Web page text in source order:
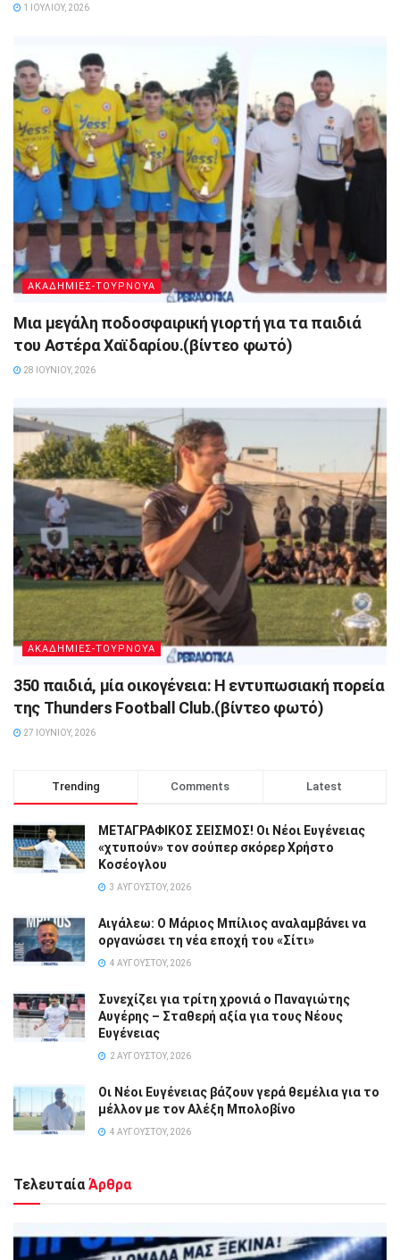
1 ΙΟΥΛΊΟΥ, 2026
ΑΚΑΔΗΜΙΕΣ-ΤΟΥΡΝΟΥΑ
Μια μεγάλη ποδοσφαιρική γιορτή για τα παιδιά
του Αστέρα Χαϊδαρίου.(βίντεο φωτό)
28 ΙΟΥΝΊΟΥ, 2026
ΑΚΑΔΗΜΙΕΣ-ΤΟΥΡΝΟΥΑ
350 παιδιά, μία οικογένεια: Η εντυπωσιακή πορεία
της Thunders Football Club.(βίντεο φωτό)
27 ΙΟΥΝΊΟΥ, 2026
Trending Comments Latest
ΜΕΤΑΓΡΑΦΙΚΟΣ ΣΕΙΣΜΟΣ! Οι Νέοι Ευγένειας
«χτυπούν» τον σούπερ σκόρερ Χρήστο
Κοσέογλου
3 ΑΥΓΟΎΣΤΟΥ, 2026
Αιγάλεω: Ο Μάριος Μπίλιος αναλαμβάνει να
οργανώσει τη νέα εποχή του «Σίτι»
4 ΑΥΓΟΎΣΤΟΥ, 2026
Συνεχίζει για τρίτη χρονιά ο Παναγιώτης
Αυγέρης – Σταθερή αξία για τους Νέους
Ευγένειας
2 ΑΥΓΟΎΣΤΟΥ, 2026
Οι Νέοι Ευγένειας βάζουν γερά θεμέλια για το
μέλλον με τον Αλέξη Μπολοβίνο
4 ΑΥΓΟΎΣΤΟΥ, 2026
Τελευταία Άρθρα